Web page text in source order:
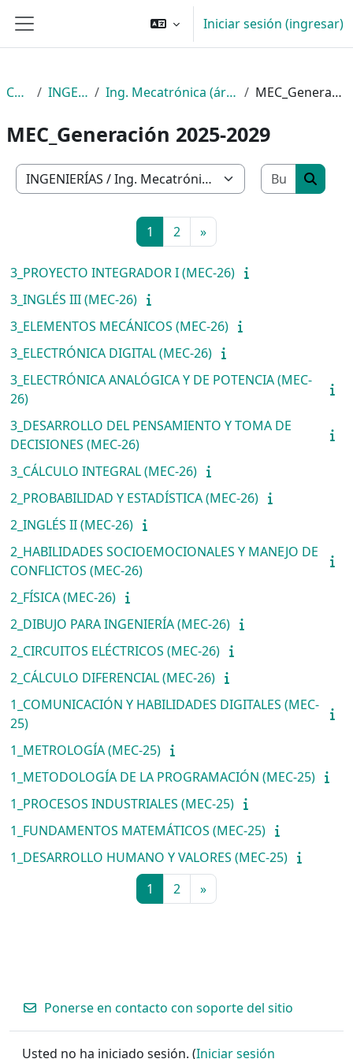
Pánel lateral
Iniciar sesión (ingresar)
Cursos INGENIERÍAS Ing. Mecatrónica (área Automatización) MEC_Generación 2025-2029
MEC_Generación 2025-2029
Categorías
Buscar
1 Página 1
2 Página 2
»Página siguiente
3_PROYECTO INTEGRADOR I (MEC-26)
3_INGLÉS III (MEC-26)
3_ELEMENTOS MECÁNICOS (MEC-26)
3_ELECTRÓNICA DIGITAL (MEC-26)
3_ELECTRÓNICA ANALÓGICA Y DE POTENCIA (MEC-
26)
3_DESARROLLO DEL PENSAMIENTO Y TOMA DE
DECISIONES (MEC-26)
3_CÁLCULO INTEGRAL (MEC-26)
2_PROBABILIDAD Y ESTADÍSTICA (MEC-26)
2_INGLÉS II (MEC-26)
2_HABILIDADES SOCIOEMOCIONALES Y MANEJO DE
CONFLICTOS (MEC-26)
2_FÍSICA (MEC-26)
2_DIBUJO PARA INGENIERÍA (MEC-26)
2_CIRCUITOS ELÉCTRICOS (MEC-26)
2_CÁLCULO DIFERENCIAL (MEC-26)
1_COMUNICACIÓN Y HABILIDADES DIGITALES (MEC-
25)
1_METROLOGÍA (MEC-25)
1_METODOLOGÍA DE LA PROGRAMACIÓN (MEC-25)
1_PROCESOS INDUSTRIALES (MEC-25)
1_FUNDAMENTOS MATEMÁTICOS (MEC-25)
1_DESARROLLO HUMANO Y VALORES (MEC-25)
1 Página 1
2 Página 2
»Página siguiente
Ponerse en contacto con soporte del sitio
Usted no ha iniciado sesión. (Iniciar sesión